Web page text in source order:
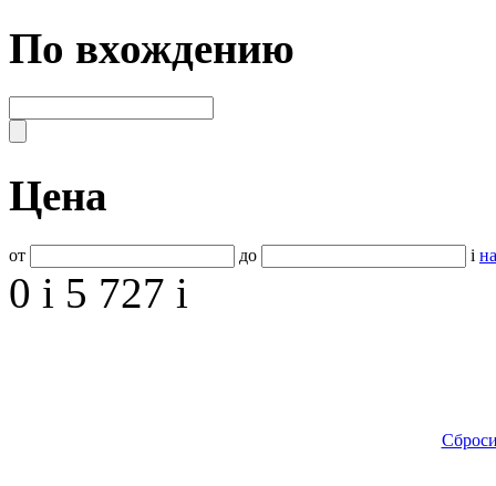
По вхождению
Цена
от до i
0 i 5 727 i